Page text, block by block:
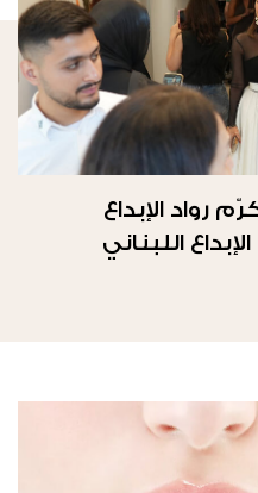
رواد الإبداع
اللبناني